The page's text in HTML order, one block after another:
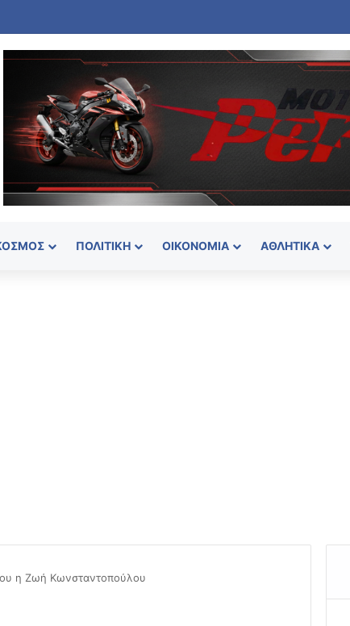
ΠΟΛΙΤΙΚΉ ΟΙΚΟΝΟΜΊΑ ΑΘΛΗΤΙΚΆ
η Ζωή Κωνσταντοπούλου